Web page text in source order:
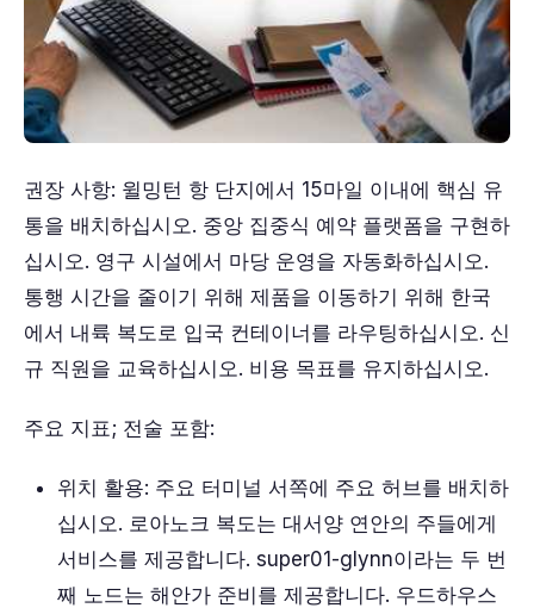
권장 사항: 윌밍턴 항 단지에서 15마일 이내에 핵심 유
통을 배치하십시오. 중앙 집중식 예약 플랫폼을 구현하
십시오. 영구 시설에서 마당 운영을 자동화하십시오.
통행 시간을 줄이기 위해 제품을 이동하기 위해 한국
에서 내륙 복도로 입국 컨테이너를 라우팅하십시오. 신
규 직원을 교육하십시오. 비용 목표를 유지하십시오.
주요 지표; 전술 포함:
위치 활용: 주요 터미널 서쪽에 주요 허브를 배치하
십시오. 로아노크 복도는 대서양 연안의 주들에게
서비스를 제공합니다. super01-glynn이라는 두 번
째 노드는 해안가 준비를 제공합니다. 우드하우스